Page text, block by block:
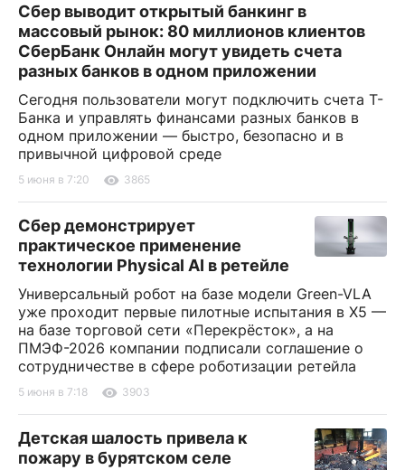
Сбер выводит открытый банкинг в
массовый рынок: 80 миллионов клиентов
СберБанк Онлайн могут увидеть счета
разных банков в одном приложении
Сегодня пользователи могут подключить счета Т-
Банка и управлять финансами разных банков в
одном приложении — быстро, безопасно и в
привычной цифровой среде
5 июня в 7:20 3865
Сбер демонстрирует
практическое применение
технологии Physical AI в ретейле
Универсальный робот на базе модели Green-VLA
уже проходит первые пилотные испытания в X5 —
на базе торговой сети «Перекрёсток», а на
ПМЭФ-2026 компании подписали соглашение о
сотрудничестве в сфере роботизации ретейла
5 июня в 7:18 3903
Детская шалость привела к
пожару в бурятском селе